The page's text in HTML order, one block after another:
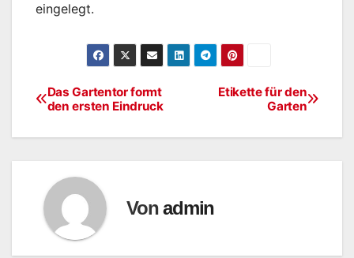
eingelegt.
BeitragsnavigationEtikette für den
Garten
Das Gartentor formt
den ersten Eindruck
Vonadmin